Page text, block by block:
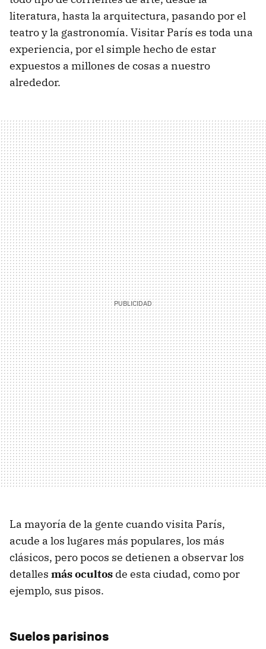
literatura, hasta la arquitectura, pasando por el
teatro y la gastronomía. Visitar París es toda una
experiencia, por el simple hecho de estar
expuestos a millones de cosas a nuestro
alrededor.
La mayoría de la gente cuando visita París,
acude a los lugares más populares, los más
clásicos, pero pocos se detienen a observar los
detalles más ocultos de esta ciudad, como por
ejemplo, sus pisos.
Suelos parisinos